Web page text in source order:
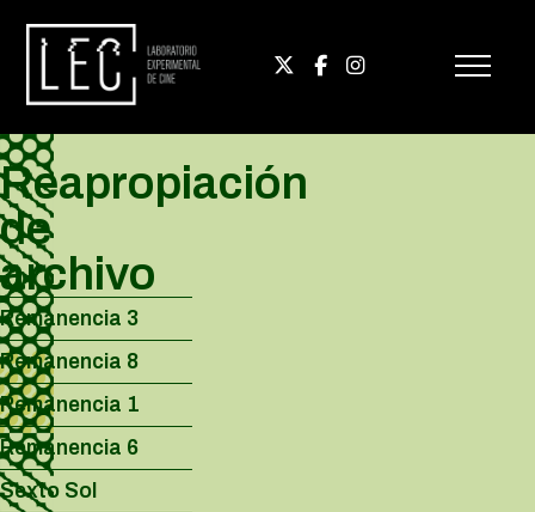
Reapropiación
de
archivo
Remanencia 3
Remanencia 8
Remanencia 1
Remanencia 6
Sexto Sol